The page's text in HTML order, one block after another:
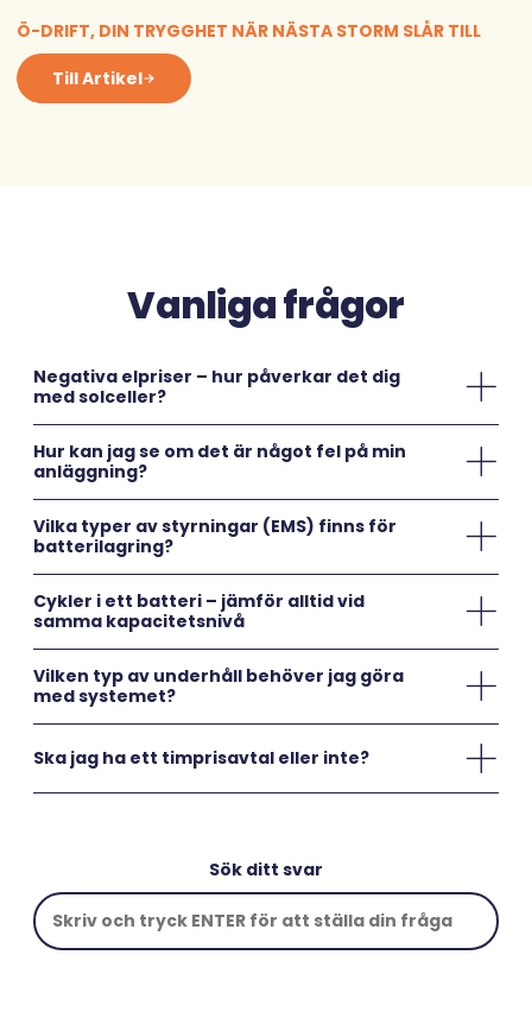
Ö-DRIFT, DIN TRYGGHET NÄR NÄSTA STORM SLÅR TILL
Till Artikel
Vanliga frågor
Negativa elpriser – hur påverkar det dig
med solceller?
Hur kan jag se om det är något fel på min
anläggning?
Vilka typer av styrningar (EMS) finns för
batterilagring?
Cykler i ett batteri – jämför alltid vid
samma kapacitetsnivå
Vilken typ av underhåll behöver jag göra
med systemet?
Ska jag ha ett timprisavtal eller inte?
Sök ditt svar